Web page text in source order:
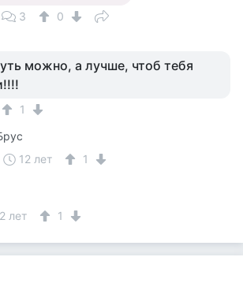
3
0
можно, а лучше, чтоб тебя
1
12 лет 1
лет
1